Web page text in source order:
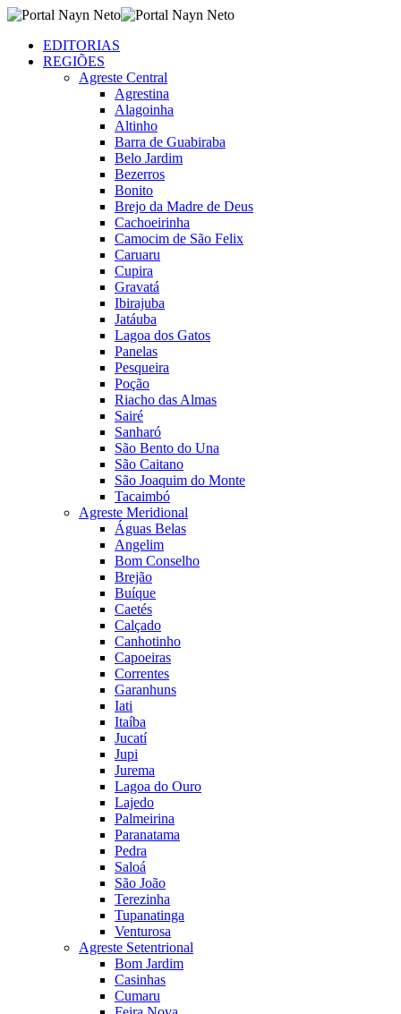
EDITORIAS
REGIÕES
Agreste Central
Agrestina
Alagoinha
Altinho
Barra de Guabiraba
Belo Jardim
Bezerros
Bonito
Brejo da Madre de Deus
Cachoeirinha
Camocim de São Felix
Caruaru
Cupira
Gravatá
Ibirajuba
Jatáuba
Lagoa dos Gatos
Panelas
Pesqueira
Poção
Riacho das Almas
Sairé
Sanharó
São Bento do Una
São Caitano
São Joaquim do Monte
Tacaimbó
Agreste Meridional
Águas Belas
Angelim
Bom Conselho
Brejão
Buíque
Caetés
Calçado
Canhotinho
Capoeiras
Correntes
Garanhuns
Iati
Itaíba
Jucatí
Jupi
Jurema
Lagoa do Ouro
Lajedo
Palmeirina
Paranatama
Pedra
Saloá
São João
Terezinha
Tupanatinga
Venturosa
Agreste Setentrional
Bom Jardim
Casinhas
Cumaru